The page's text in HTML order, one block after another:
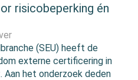
risicobeperking én
(SEU) heeft de
externe certificering in
het onderzoek deden